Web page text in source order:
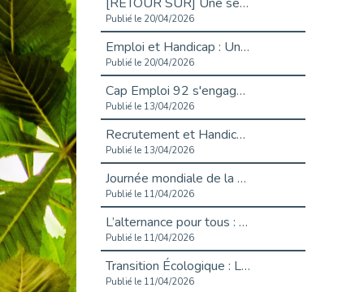
Publié le 20/04/2026
Emploi et Handicap : Une alliance de style entre Cap Emploi 92 et La Cravate Solidaire
Publié le 20/04/2026
Cap Emploi 92 s'engage pour la santé mentale : La formation PSSM au cœur de l'accompagnement
Publié le 13/04/2026
Recrutement et Handicap : Et si vous testiez avant de vous engager ?
Publié le 13/04/2026
Journée mondiale de la maladie de Parkinson : Mieux comprendre pour mieux accompagner
Publié le 11/04/2026
L’alternance pour tous : Cap Emploi 92 et Seine Ouest Entreprise et Emploi mobilisés à Boulogne-Billancourt
Publié le 11/04/2026
Transition Écologique : Les Cap Emploi 75,92 et 93 s’engagent pour un Numérique Responsable
Publié le 11/04/2026